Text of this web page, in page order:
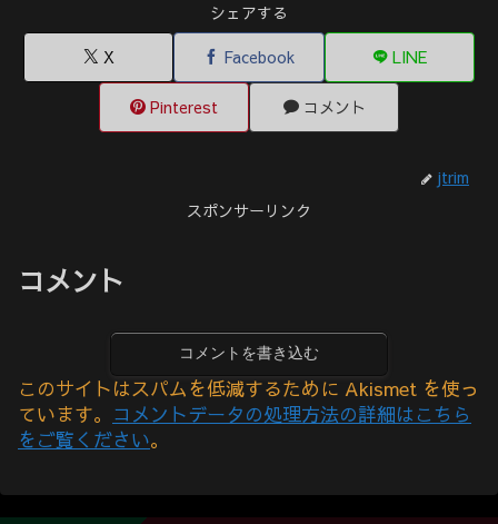
シェアする
X
Facebook LINE
Pinterest コメント
jtrim
スポンサーリンク
コメント
コメントを書き込む
このサイトはスパムを低減するために Akismet を使っ
ています。 コメントデータの処理方法の詳細はこちら
をご覧ください。